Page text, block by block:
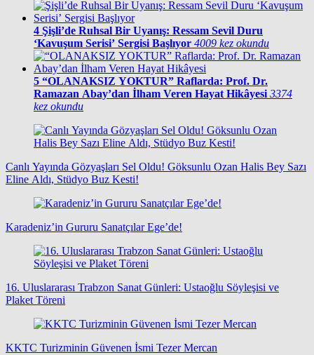
4 Şişli’de Ruhsal Bir Uyanış: Ressam Sevil Duru
‘Kavuşum Serisi’ Sergisi Başlıyor 4009 kez okundu
5 “OLANAKSIZ YOKTUR” Raflarda: Prof. Dr.
Ramazan Abay’dan İlham Veren Hayat Hikâyesi 3374
kez okundu
Canlı Yayında Gözyaşları Sel Oldu! Göksunlu Ozan Halis Bey Sazı
Eline Aldı, Stüdyo Buz Kesti!
Karadeniz’in Gururu Sanatçılar Ege’de!
16. Uluslararası Trabzon Sanat Günleri: Ustaoğlu Söyleşisi ve
Plaket Töreni
KKTC Turizminin Güvenen İsmi Tezer Mercan